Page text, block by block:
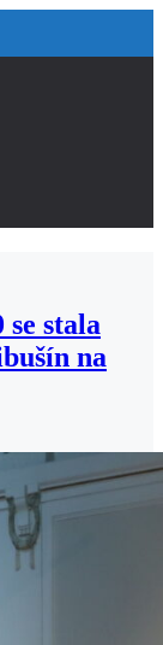
stala
na